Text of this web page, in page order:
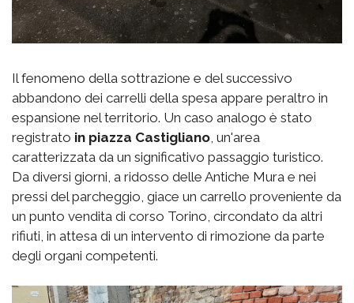
Il fenomeno della sottrazione e del successivo
abbandono dei carrelli della spesa appare peraltro in
espansione nel territorio. Un caso analogo è stato
registrato in piazza Castigliano , un'area
caratterizzata da un significativo passaggio turistico.
Da diversi giorni, a ridosso delle Antiche Mura e nei
pressi del parcheggio, giace un carrello proveniente da
un punto vendita di corso Torino, circondato da altri
rifiuti, in attesa di un intervento di rimozione da parte
degli organi competenti.